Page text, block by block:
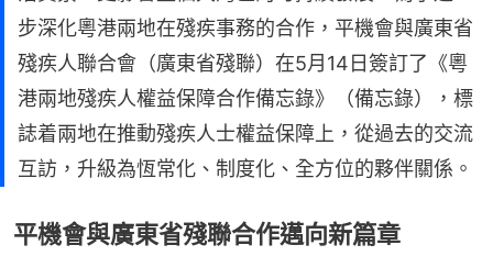
步深化粵港兩地在殘疾事務的合作，平機會與廣東省
殘疾人聯合會（廣東省殘聯）在5月14日簽訂了《粵
港兩地殘疾人權益保障合作備忘錄》（備忘錄），標
誌着兩地在推動殘疾人士權益保障上，從過去的交流
互訪，升級為恆常化、制度化、全方位的夥伴關係。
平機會與廣東省殘聯合作邁向新篇章